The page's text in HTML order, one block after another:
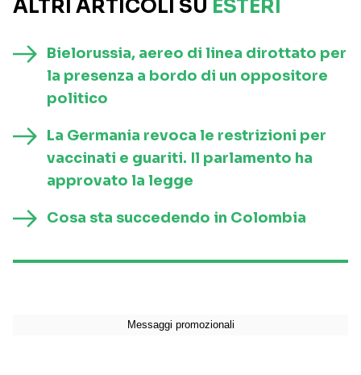
ALTRI ARTICOLI SU ESTERI
Bielorussia, aereo di linea dirottato per
la presenza a bordo di un oppositore
politico
La Germania revoca le restrizioni per
vaccinati e guariti. Il parlamento ha
approvato la legge
Cosa sta succedendo in Colombia